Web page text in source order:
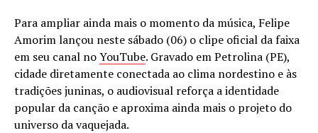
Para ampliar ainda mais o momento da música, Felipe
Amorim lançou neste sábado (06) o clipe oficial da faixa
em seu canal noYouTube. Gravado em Petrolina (PE),
cidade diretamente conectada ao clima nordestino e às
tradições juninas, o audiovisual reforça a identidade
popular da canção e aproxima ainda mais o projeto do
universo da vaquejada.